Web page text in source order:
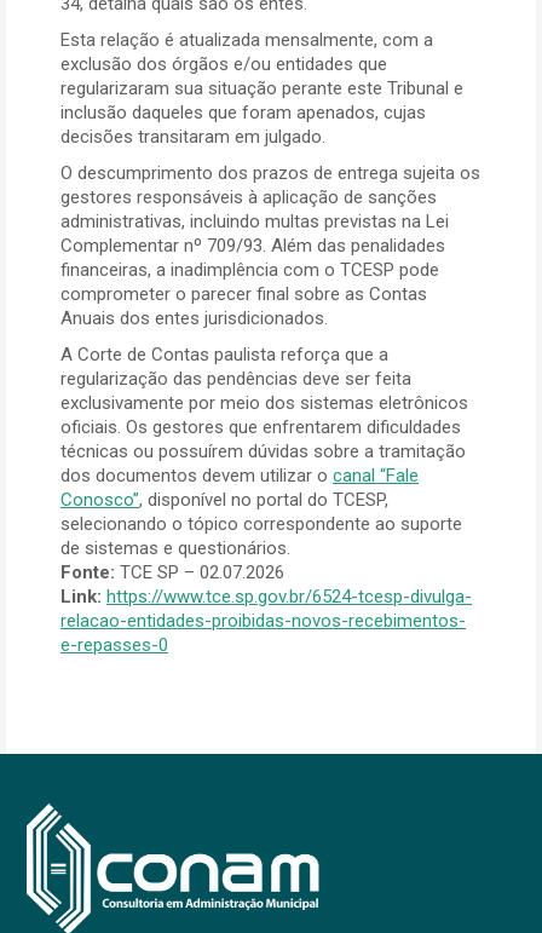
Esta relação é atualizada mensalmente, com a
exclusão dos órgãos e/ou entidades que
regularizaram sua situação perante este Tribunal e
inclusão daqueles que foram apenados, cujas
decisões transitaram em julgado.
O descumprimento dos prazos de entrega sujeita os
gestores responsáveis à aplicação de sanções
administrativas, incluindo multas previstas na Lei
Complementar nº 709/93. Além das penalidades
financeiras, a inadimplência com o TCESP pode
comprometer o parecer final sobre as Contas
Anuais dos entes jurisdicionados.
A Corte de Contas paulista reforça que a
regularização das pendências deve ser feita
exclusivamente por meio dos sistemas eletrônicos
oficiais. Os gestores que enfrentarem dificuldades
técnicas ou possuírem dúvidas sobre a tramitação
dos documentos devem utilizar o canal “Fale
Conosco”, disponível no portal do TCESP,
selecionando o tópico correspondente ao suporte
de sistemas e questionários.
Fonte: TCE SP – 02.07.2026
Link: https://www.tce.sp.gov.br/6524-tcesp-divulga-
relacao-entidades-proibidas-novos-recebimentos-
e-repasses-0